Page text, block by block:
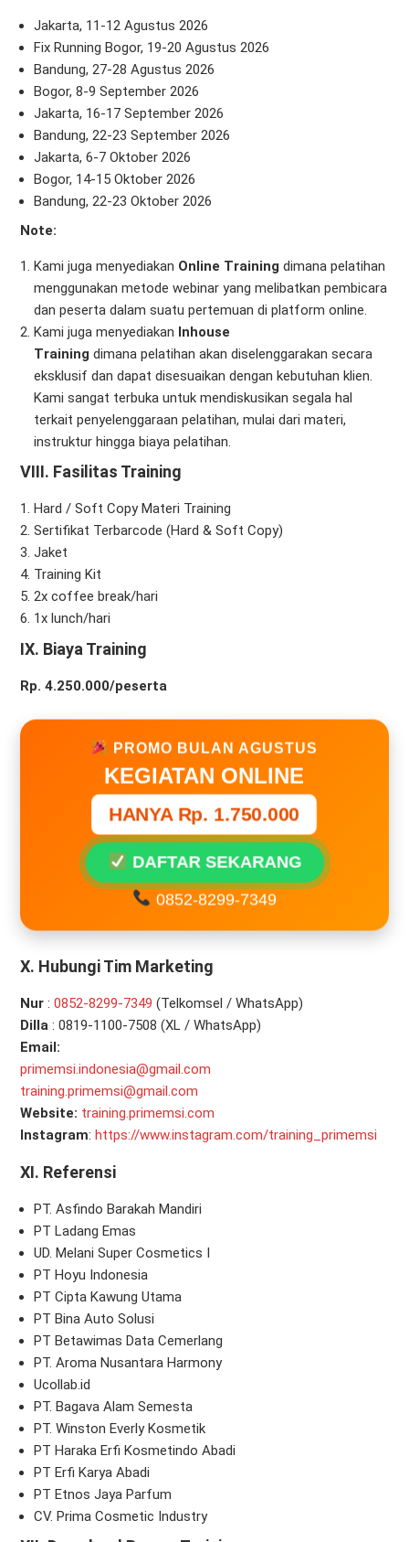
Jakarta, 11-12 Agustus 2026
Fix Running Bogor, 19-20 Agustus 2026
Bandung, 27-28 Agustus 2026
Bogor, 8-9 September 2026
Jakarta, 16-17 September 2026
Bandung, 22-23 September 2026
Jakarta, 6-7 Oktober 2026
Bogor, 14-15 Oktober 2026
Bandung, 22-23 Oktober 2026
Note:
Kami juga menyediakan Online Training dimana pelatihan
menggunakan metode webinar yang melibatkan pembicara
dan peserta dalam suatu pertemuan di platform online.
Kami juga menyediakan Inhouse
Training dimana pelatihan akan diselenggarakan secara
eksklusif dan dapat disesuaikan dengan kebutuhan klien.
Kami sangat terbuka untuk mendiskusikan segala hal
terkait penyelenggaraan pelatihan, mulai dari materi,
instruktur hingga biaya pelatihan.
VIII. Fasilitas Training
Hard / Soft Copy Materi Training
Sertifikat Terbarcode (Hard & Soft Copy)
Jaket
Training Kit
2x coffee break/hari
1x lunch/hari
IX. Biaya Training
Rp. 4.250.000/peserta
PROMO BULAN AGUSTUS
KEGIATAN ONLINE
HANYA Rp. 1.750.000
DAFTAR SEKARANG
0852-8299-7349
X. Hubungi Tim Marketing
Nur: 0852-8299-7349 (Telkomsel / WhatsApp)
Dilla : 0819-1100-7508 (XL / WhatsApp)
Email:
primemsi.indonesia@gmail.com
training.primemsi@gmail.com
Website: training.primemsi.com
Instagram: https://www.instagram.com/training_primemsi
XI. Referensi
PT. Asfindo Barakah Mandiri
PT Ladang Emas
UD. Melani Super Cosmetics I
PT Hoyu Indonesia
PT Cipta Kawung Utama
PT Bina Auto Solusi
PT Betawimas Data Cemerlang
PT. Aroma Nusantara Harmony
Ucollab.id
PT. Bagava Alam Semesta
PT. Winston Everly Kosmetik
PT Haraka Erfi Kosmetindo Abadi
PT Erfi Karya Abadi
PT Etnos Jaya Parfum
CV. Prima Cosmetic Industry